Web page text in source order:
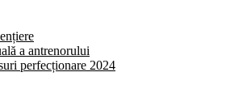
a antrenorului
perfecționare 2024